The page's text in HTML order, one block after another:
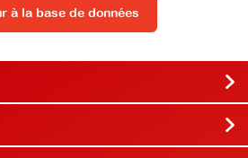
à la base de données